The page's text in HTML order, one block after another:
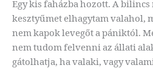
Egy kis faházba hozott. A
kesztyűmet elhagytam valahol,
nem kapok levegőt a pániktól.
nem tudom felvenni az állati
gátolhatja, ha valaki, vagy